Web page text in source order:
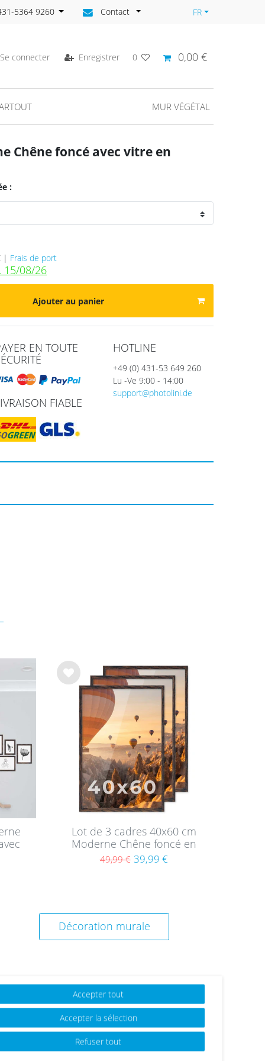
5364 9260 Contact FR
Se connecter Enregistrer 0 0,00 €
MUR VÉGÉTAL
Chêne foncé avec vitre en
:
| Frais de port
15/08/26
Ajouter au panier
EN TOUTE
FIABLE
HOTLINE
+49 (0) 431-53 649 260
Lu -Ve 9:00 - 14:00
support@photolini.de
List
Lot de 3 cadres 40x60 cm
Moderne Chêne foncé en
MDF avec vitre en acrylique
49,99 € 39,99 €
Décoration murale
Accepter tout
Accepter la sélection
Refuser tout